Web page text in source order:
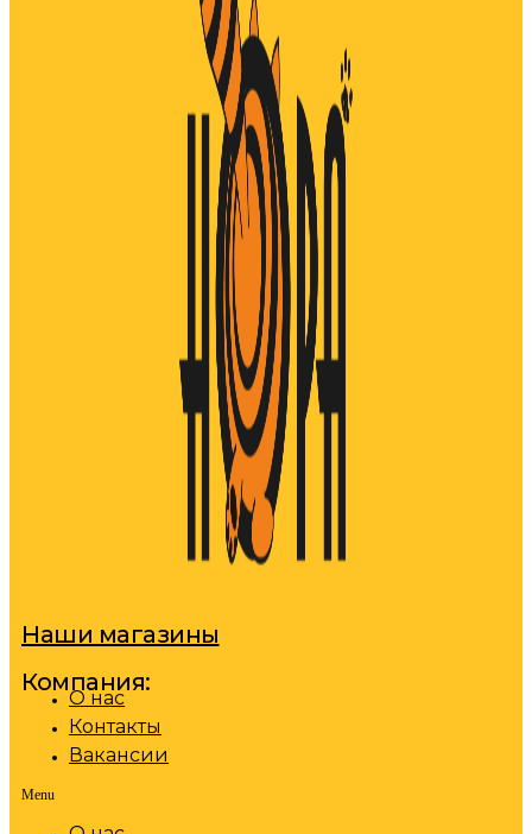
Наши магазины
Компания:
О нас
Контакты
Вакансии
Menu